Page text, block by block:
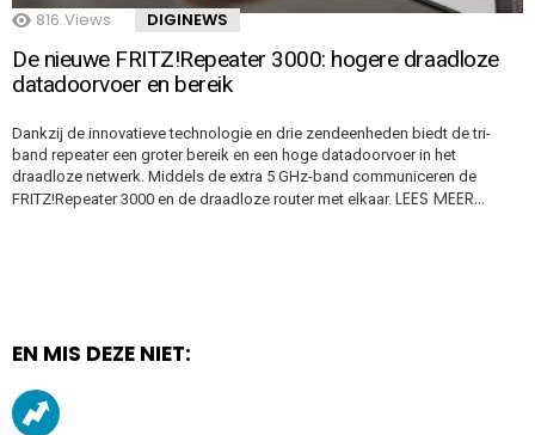
816 Views DIGINEWS
De nieuwe FRITZ!Repeater 3000: hogere draadloze
datadoorvoer en bereik
Dankzij de innovatieve technologie en drie zendeenheden biedt de tri-
band repeater een groter bereik en een hoge datadoorvoer in het
draadloze netwerk. Middels de extra 5 GHz-band communiceren de
FRITZ!Repeater 3000 en de draadloze router met elkaar. LEES MEER…
EN MIS DEZE NIET: